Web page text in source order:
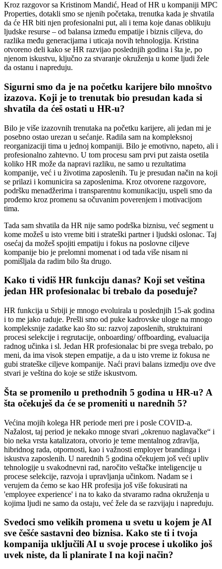
Kroz razgovor sa Kristinom Mandić, Head of HR u kompaniji MPC
Properties, dotakli smo se njenih početaka, trenutka kada je shvatila
da će HR biti njen profesionalni put, ali i tema koje danas oblikuju
ljudske resurse – od balansa između empatije i biznis ciljeva, do
razlika među generacijama i uticaja novih tehnologija. Kristina
otvoreno deli kako se HR razvijao poslednjih godina i šta je, po
njenom iskustvu, ključno za stvaranje okruženja u kome ljudi žele
da ostanu i napreduju.
Sigurni smo da je na početku karijere bilo mnoštvo
izazova. Koji je to trenutak bio presudan kada si
shvatila da ćeš ostati u HR-u?
Bilo je više izazovnih trenutaka na početku karijere, ali jedan mi je
posebno ostao urezan u sećanje. Radila sam na kompleksnoj
reorganizaciji tima u jednoj kompaniji. Bilo je emotivno, napeto, ali i
profesionalno zahtevno. U tom procesu sam prvi put zaista osetila
koliko HR može da napravi razliku, ne samo u rezultatima
kompanije, već i u životima zaposlenih. Tu je presudan način na koji
se prilazi i komunicira sa zaposlenima. Kroz otvorene razgovore,
podršku menadžerima i transparentnu komunikaciju, uspeli smo da
prođemo kroz promenu sa očuvanim poverenjem i motivacijom
tima.
Tada sam shvatila da HR nije samo podrška biznisu, već segment u
kome možeš u isto vreme biti i strateški partner i ljudski oslonac. Taj
osećaj da možeš spojiti empatiju i fokus na poslovne ciljeve
kompanije bio je prelomni momenat i od tada više nisam ni
pomišljala da radim bilo šta drugo.
Kako ti vidiš HR funkciju danas? Koji set veština
jedan HR profesionalac bi trebalo da poseduje?
HR funkcija u Srbiji je mnogo evoluirala u poslednjih 15-ak godina
i to me jako raduje. Prešli smo od puke kadrovske uloge na mnogo
kompleksnije zadatke kao što su: razvoj zaposlenih, struktuirani
procesi selekcije i regrutacije, onboarding/ offboarding, evaluacija
radnog učinka i sl. Jedan HR profesionalac bi pre svega trebalo, po
meni, da ima visok stepen empatije, a da u isto vreme iz fokusa ne
gubi strateške ciljeve kompanije. Naći pravi balans izmedju ove dve
stvari je veština do koje se stiže iskustvom.
Šta se promenilo u prethodnih 5 godina u HR-u? A
šta očekuješ da će se promeniti u narednih 5?
Većina mojih kolega HR periode meri pre i posle COVID-a.
Nažalost, taj period je nekako mnoge stvari „okrenuo naglavačke“ i
bio neka vrsta katalizatora, otvorio je teme mentalnog zdravlja,
hibridnog rada, otpornosti, kao i važnosti employer brandinga i
iskustva zaposlenih. U narednih 5 godina očekujem još veći upliv
tehnologije u svakodnevni rad, naročito veštačke inteligencije u
procese selekcije, razvoja i upravljanja učinkom. Nadam se i
verujem da ćemo se kao HR profesija još više fokusirati na
'employee experience' i na to kako da stvaramo radna okruženja u
kojima ljudi ne samo da ostaju, već žele da se razvijaju i napreduju.
Svedoci smo velikih promena u svetu u kojem je AI
sve češće sastavni deo biznisa. Kako ste ti i tvoja
kompanija uključili AI u svoje procese i ukoliko još
uvek niste, da li planirate I na koji način?